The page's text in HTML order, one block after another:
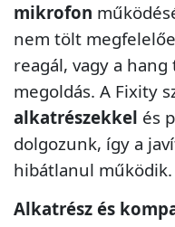
mikrofon
nem tölt
reagál, vagy a hang
megoldás. A Fixity
alkatrészekkel és
dolgozunk, így a
hibátlanul működik.
Alkatrész és